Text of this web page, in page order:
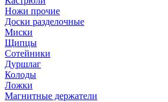
Ножи прочие
Доски разделочные
Миски
Щипцы
Сотейники
Дуршлаг
Колоды
Ложки
Магнитные держатели